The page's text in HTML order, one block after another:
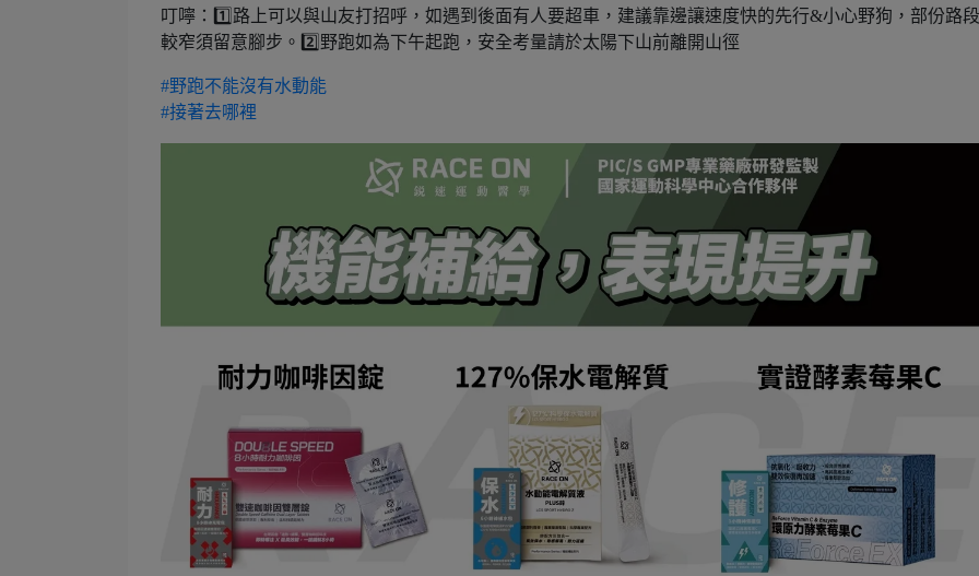
叮嚀：1️⃣路上可以與山友打招呼，如遇到後面有人要超車，建議靠邊讓速度快的先行&小心野狗，部份路段
較窄須留意腳步。2️⃣野跑如為下午起跑，安全考量請於太陽下山前離開山徑
#野跑不能沒有水動能
#接著去哪裡